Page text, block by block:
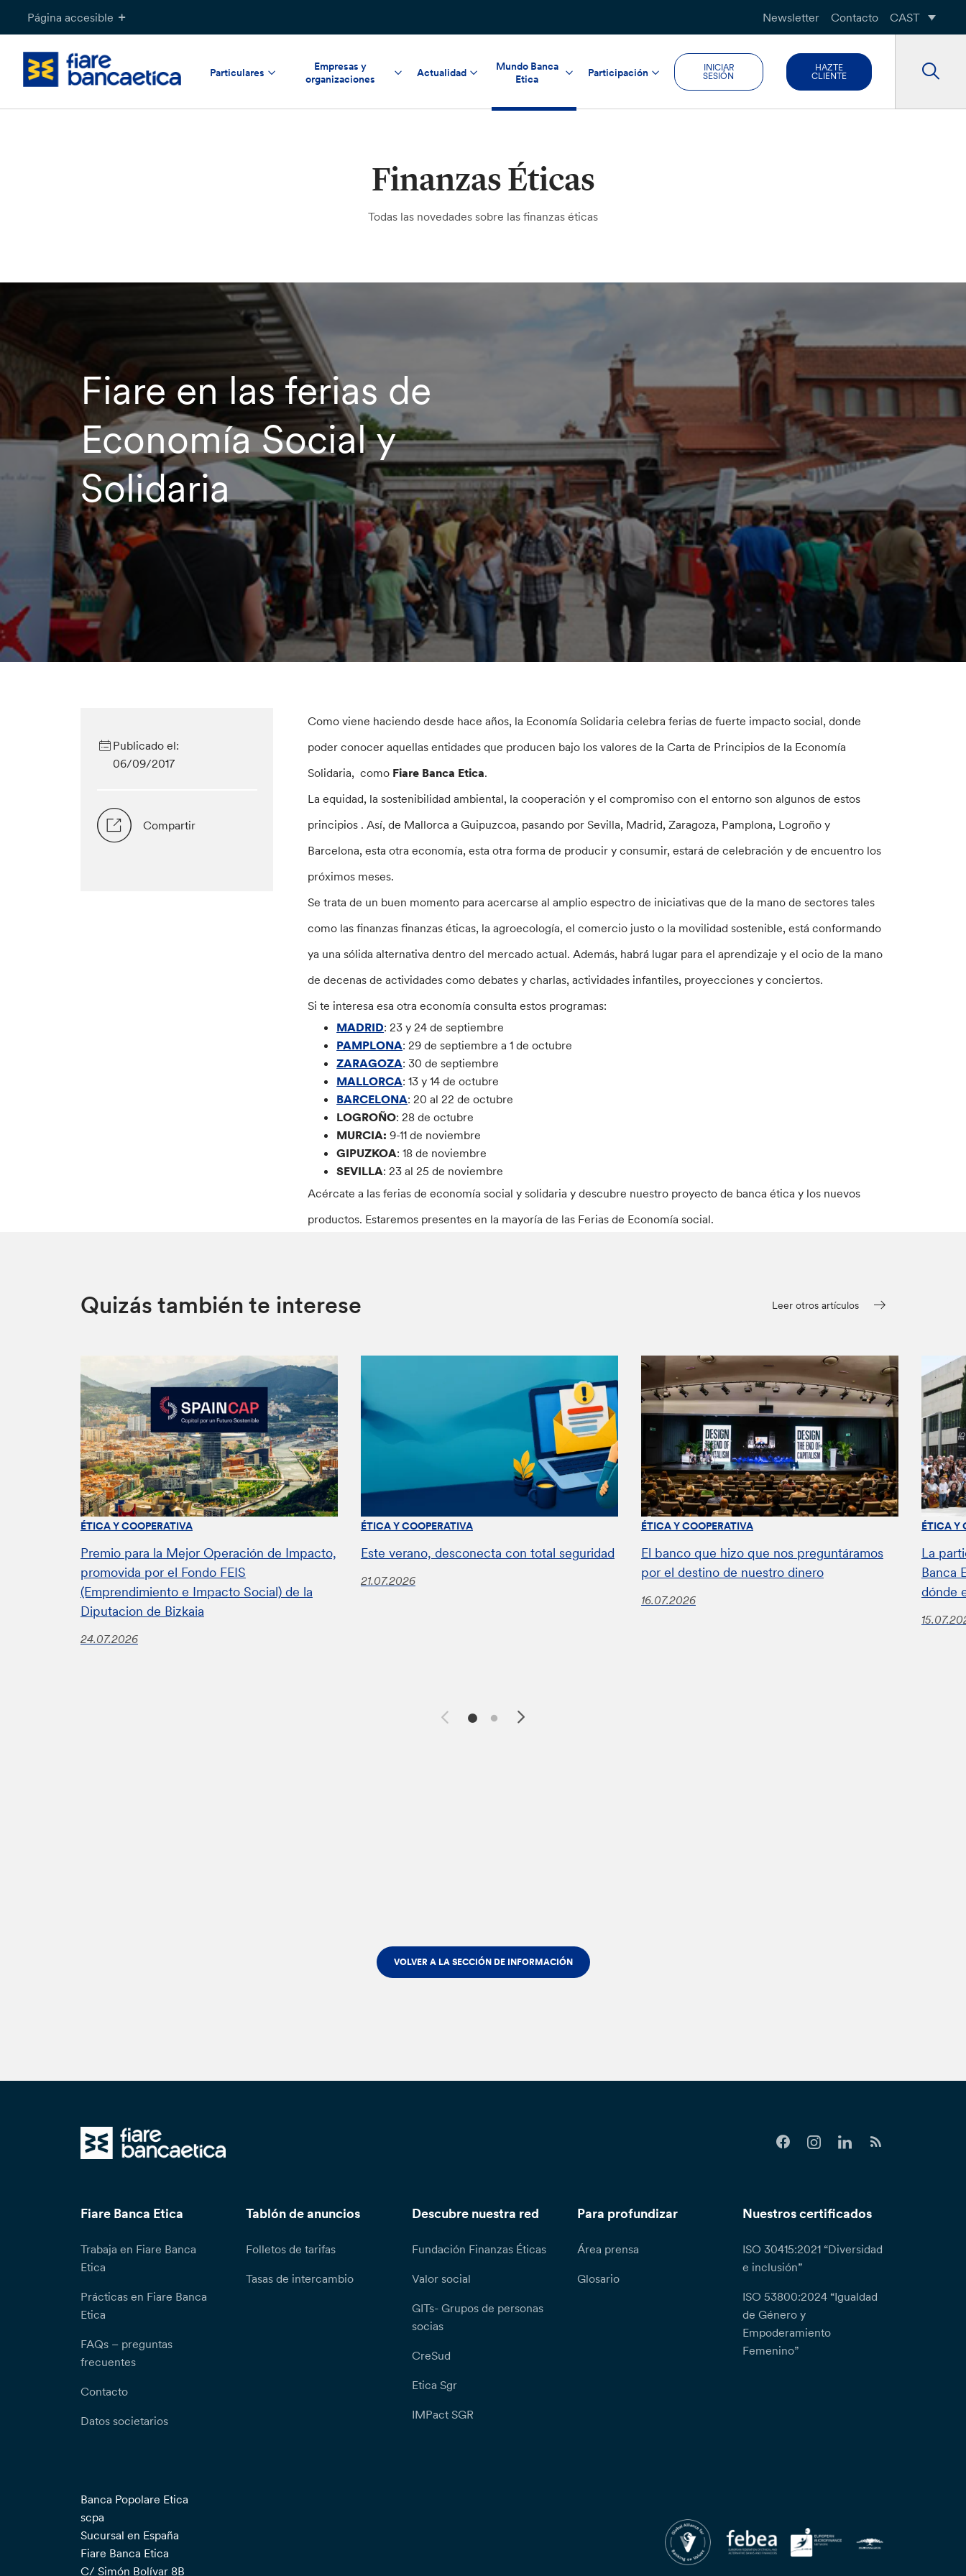
Página accesible Newsletter Contacto CAST
Particulares
Empresas y
organizaciones
Actualidad
Mundo Banca
Etica
Participación
INICIAR
SESIÓN
HAZTE
CLIENTE
Finanzas Éticas
Todas las novedades sobre las finanzas éticas
Fiare en las ferias de
Economía Social y
Solidaria
Publicado el:
06/09/2017
Compartir
Como viene haciendo desde hace años, la Economía Solidaria celebra ferias de fuerte impacto social, donde
poder conocer aquellas entidades que producen bajo los valores de la Carta de Principios de la Economía
Solidaria, como Fiare Banca Etica.
La equidad, la sostenibilidad ambiental, la cooperación y el compromiso con el entorno son algunos de estos
principios . Así, de Mallorca a Guipuzcoa, pasando por Sevilla, Madrid, Zaragoza, Pamplona, Logroño y
Barcelona, esta otra economía, esta otra forma de producir y consumir, estará de celebración y de encuentro los
próximos meses.
Se trata de un buen momento para acercarse al amplio espectro de iniciativas que de la mano de sectores tales
como las finanzas finanzas éticas, la agroecología, el comercio justo o la movilidad sostenible, está conformando
ya una sólida alternativa dentro del mercado actual. Además, habrá lugar para el aprendizaje y el ocio de la mano
de decenas de actividades como debates y charlas, actividades infantiles, proyecciones y conciertos.
Si te interesa esa otra economía consulta estos programas:
MADRID: 23 y 24 de septiembre
PAMPLONA: 29 de septiembre a 1 de octubre
ZARAGOZA: 30 de septiembre
MALLORCA: 13 y 14 de octubre
BARCELONA: 20 al 22 de octubre
LOGROÑO: 28 de octubre
MURCIA:9-11 de noviembre
GIPUZKOA: 18 de noviembre
SEVILLA: 23 al 25 de noviembre
Acércate a las ferias de economía social y solidaria y descubre nuestro proyecto de banca ética y los nuevos
productos. Estaremos presentes en la mayoría de las Ferias de Economía social.
Quizás también te interese Leer otros artículos
ÉTICA Y COOPERATIVA
Premio para la Mejor Operación de Impacto,
promovida por el Fondo FEIS
(Emprendimiento e Impacto Social) de la
Diputacion de Bizkaia
24.07.2026
ÉTICA Y COOPERATIVA
Este verano, desconecta con total seguridad
21.07.2026
ÉTICA Y COOPERATIVA
El banco que hizo que nos preguntáramos
por el destino de nuestro dinero
16.07.2026
ÉTICA Y
La
Banca
dónde
VOLVER A LA SECCIÓN DE INFORMACIÓN
Fiare Banca Etica
Trabaja en Fiare Banca
Etica
Prácticas en Fiare Banca
Etica
FAQs – preguntas
frecuentes
Contacto
Datos societarios
Tablón de anuncios
Folletos de tarifas
Tasas de intercambio
Descubre nuestra red
Fundación Finanzas Éticas
Valor social
GITs- Grupos de personas
socias
CreSud
Etica Sgr
IMPact SGR
Para profundizar
Área prensa
Glosario
Nuestros certificados
ISO 30415:2021 “Diversidad
e inclusión”
ISO 53800:2024 “Igualdad
de Género y
Empoderamiento
Femenino”
Banca Popolare Etica
scpa
Sucursal en España
Fiare Banca Etica
C/ Simón Bolívar 8B